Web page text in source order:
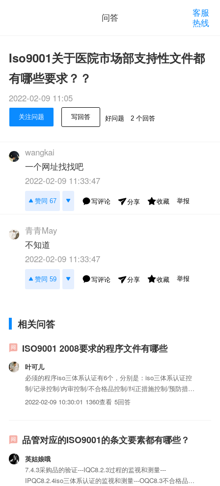
问答
客服
热线
Iso9001关于医院市场部支持性文件都
有哪些要求？？
2022-02-09 11:05
关注问题 写回答 好问题 2 个回答
wangkai
一个网址找找吧
2022-02-09 11:33:47
赞同 67 写评论 分享 收藏 举报
青青May
不知道
2022-02-09 11:33:47
赞同 59 写评论 分享 收藏 举报
相关问答
ISO9001 2008要求的程序文件有哪些
叶可儿
必须的程序iso三体系认证有6个，分别是：iso三体系认证控
制/记录控制/内审控制/不合格品控制/纠正措施控制/预防措施
控制。但一般企业不会仅编写6个iso三体系认证，而是依实际
2022-02-09 10:30:01 1360查看 5回答
品管对应的ISO9001的条文要素都有哪些？
英姑娘哦
7.4.3采购品的验证---IQC8.2.3过程的监视和测量---
IPQC8.2.4iso三体系认证的监视和测量---OQC8.3不合格品控